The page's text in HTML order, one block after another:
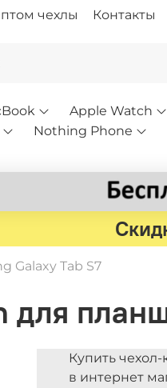
чехлы Контакты
Apple Watch
Nothing Phone
Galaxy Tab S7
для
Купить
в интернет